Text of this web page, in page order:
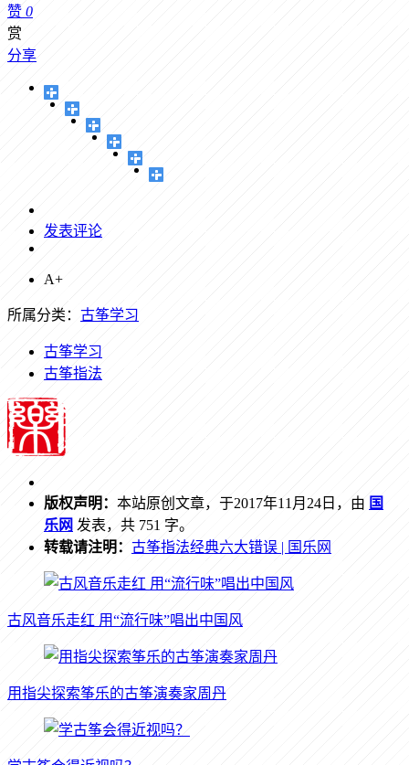
赞 0
赏
分享
发表评论
A+
所属分类： 古筝学习
古筝学习
古筝指法
版权声明： 本站原创文章，于2017年11月24日，由 国
乐网 发表，共 751 字。
转载请注明： 古筝指法经典六大错误 | 国乐网
古风音乐走红 用“流行味”唱出中国风
用指尖探索筝乐的古筝演奏家周丹